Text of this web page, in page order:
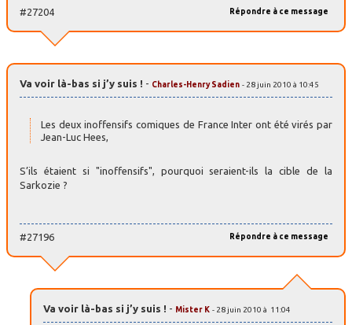
Répondre à ce message
#27204
Va voir là-bas si j’y suis ! - Charles-Henry Sadien - 28 juin 2010 à 10:45
Les deux inoffensifs comiques de France Inter ont été virés par
Jean-Luc Hees,
S’ils étaient si "inoffensifs", pourquoi seraient-ils la cible de la
Sarkozie ?
Répondre à ce message
#27196
Va voir là-bas si j’y suis ! - Mister K - 28 juin 2010 à 11:04